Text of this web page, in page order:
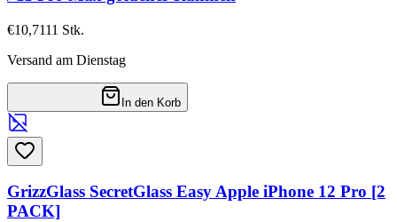
€10,7111 Stk.
Versand am Dienstag
In den Korb
GrizzGlass SecretGlass Easy Apple iPhone 12 Pro [2
PACK]